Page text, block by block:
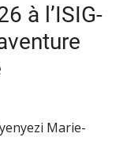
à l’ISIG-
Marie-